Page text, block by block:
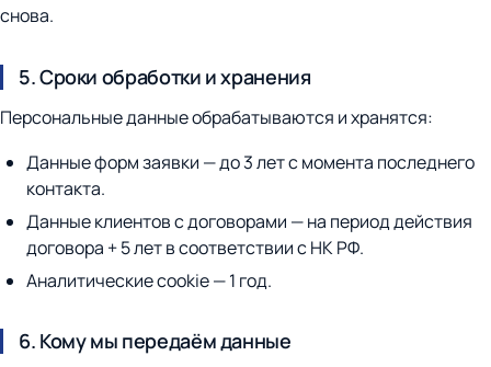
снова.
5. Сроки обработки и хранения
Персональные данные обрабатываются и хранятся:
Данные форм заявки — до 3 лет с момента последнего
контакта.
Данные клиентов с договорами — на период действия
договора + 5 лет в соответствии с НК РФ.
Аналитические cookie — 1 год.
6. Кому мы передаём данные